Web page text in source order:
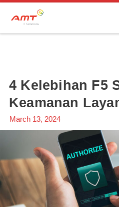
Skip to content
4 Kelebihan F5
Keamanan
March 13, 2024